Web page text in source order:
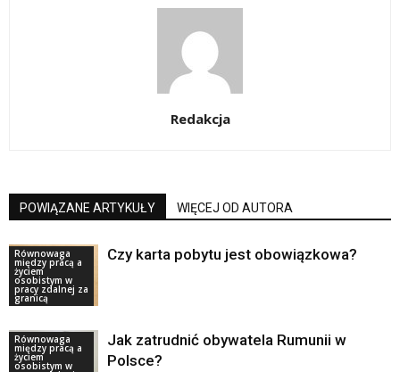
Redakcja
POWIĄZANE ARTYKUŁY WIĘCEJ OD AUTORA
Równowaga
między pracą a
życiem
osobistym w
pracy zdalnej za
granicą
Czy karta pobytu jest obowiązkowa?
Równowaga
między pracą a
życiem
osobistym w
Jak zatrudnić obywatela Rumunii w
Polsce?